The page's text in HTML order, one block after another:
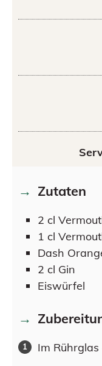
Zutaten
2 cl
1 cl
Dash
2 cl Gin
Eiswürfel
Im